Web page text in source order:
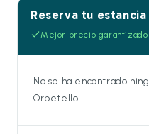
Reserva tu estancia
Mejor precio garantizado
No se ha encontrado
Orbetello